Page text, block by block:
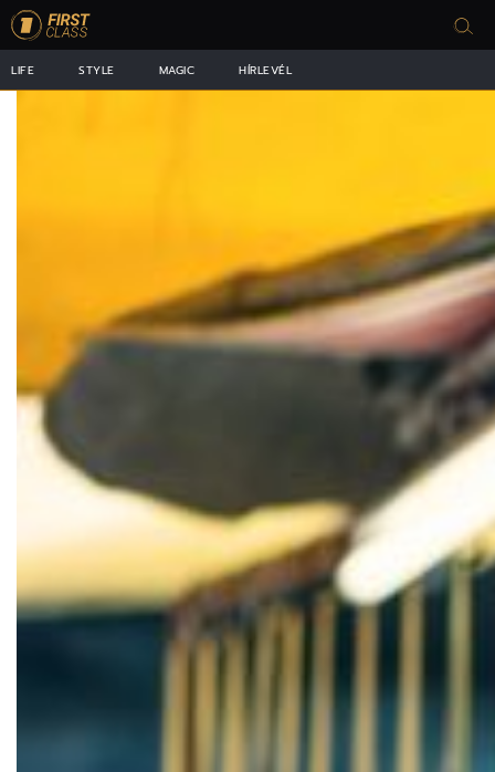
LIFE STYLE MAGIC HÍRLEVÉL